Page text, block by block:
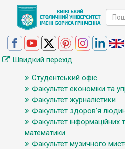
Швидкий перехід
Студентський офіс
Факультет економіки та
Факультет журналістики
Факультет здоров’я
Факультет інформаційних
математики
Факультет музичного